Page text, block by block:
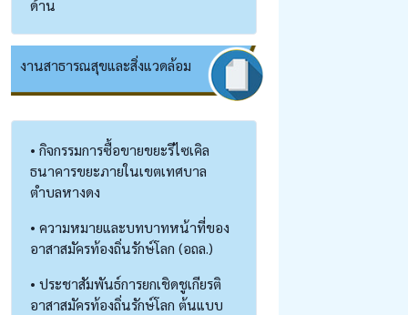
ด้าน
งานสาธารณสุข​และสิ่งแวดล้อม
• กิจกรรมการซื้อขายขยะรีไซเคิล
ธนาคารขยะภายในเขตเทศบาล
ตำบลหางดง
• ความหมายและบทบาทหน้าที่ของ
อาสาสมัครท้องถิ่นรักษ์โลก (อถล.)
• ประชาสัมพันธ์การยกเชิดชูเกียรติ
อาสาสมัครท้องถิ่นรักษ์โลก ต้นแบบ